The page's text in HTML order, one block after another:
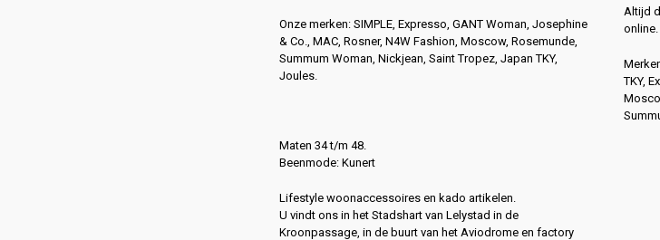
Onze merken: SIMPLE, Expresso, GANT Woman, Josephine
& Co., MAC, Rosner, N4W Fashion, Moscow, Rosemunde,
Summum Woman, Nickjean, Saint Tropez, Japan TKY,
Joules.
Maten 34 t/m 48.
Beenmode: Kunert
Lifestyle woonaccessoires en kado artikelen.
U vindt ons in het Stadshart van Lelystad in de
Kroonpassage, in de buurt van het Aviodrome en factory
Altijd
online.
TKY,